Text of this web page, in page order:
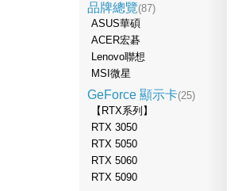
品牌總覽(87)
ASUS華碩
ACER宏碁
Lenovo聯想
MSI微星
GeForce 顯示卡(25)
【RTX系列】
RTX 3050
RTX 5050
RTX 5060
RTX 5090